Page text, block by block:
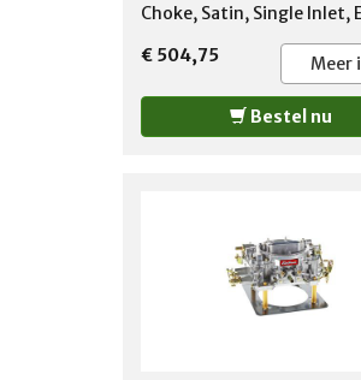
Choke, Satin, Single Inlet,
€ 504,75
Meer
Bestel nu